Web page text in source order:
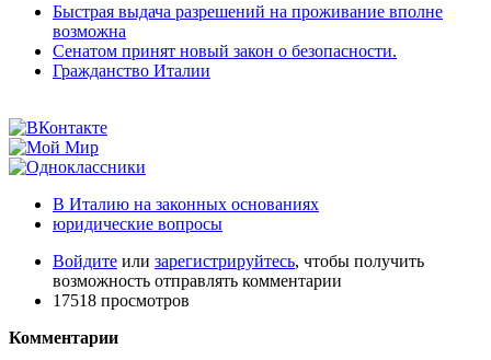
Быстрая выдача разрешений на проживание вполне
возможна
Сенатом принят новый закон о безопасности.
Гражданство Италии
В Италию на законных основаниях
юридические вопросы
Войдите или зарегистрируйтесь, чтобы получить
возможность отправлять комментарии
17518 просмотров
Комментарии